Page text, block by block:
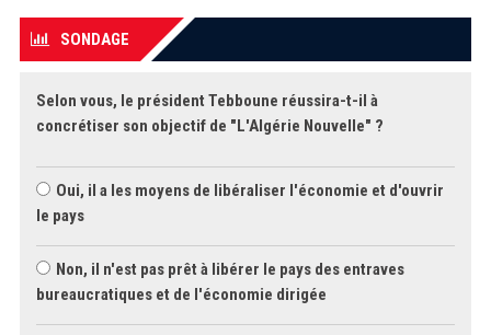
SONDAGE
Selon vous, le président Tebboune réussira-t-il à
concrétiser son objectif de "L'Algérie Nouvelle" ?
Oui, il a les moyens de libéraliser l'économie et d'ouvrir
le pays
Non, il n'est pas prêt à libérer le pays des entraves
bureaucratiques et de l'économie dirigée